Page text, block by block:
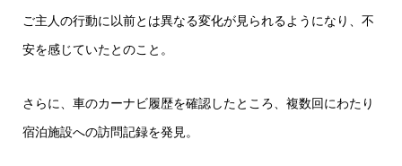
ご主人の行動に以前とは異なる変化が見られるようになり、不
安を感じていたとのこと。
さらに、車のカーナビ履歴を確認したところ、複数回にわたり
宿泊施設への訪問記録を発見。